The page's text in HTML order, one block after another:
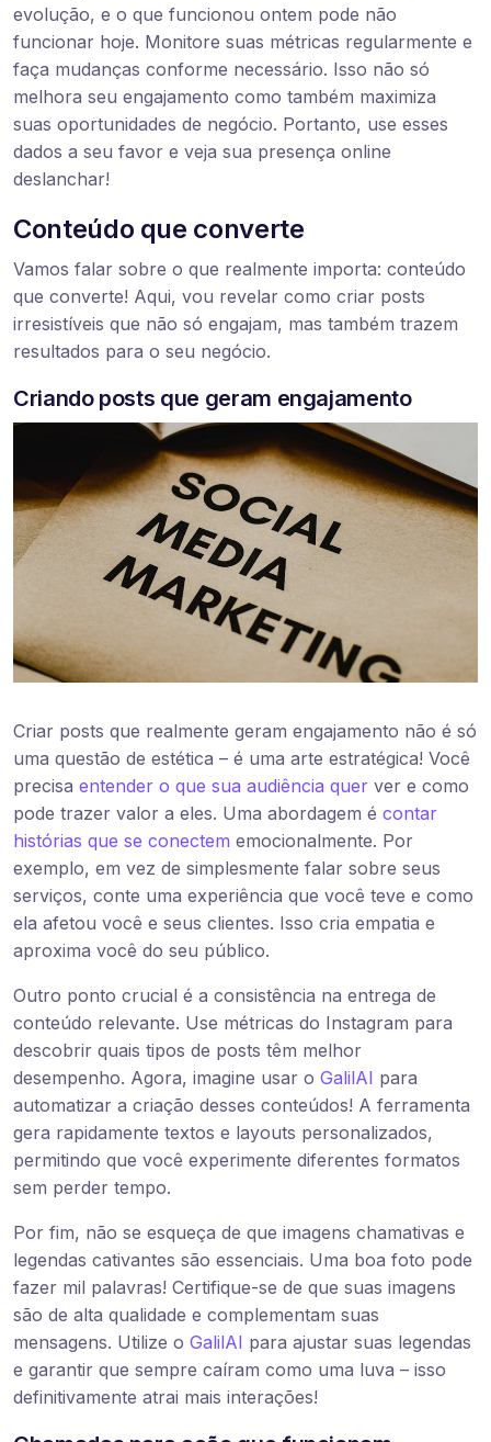
evolução, e o que funcionou ontem pode não
funcionar hoje. Monitore suas métricas regularmente e
faça mudanças conforme necessário. Isso não só
melhora seu engajamento como também maximiza
suas oportunidades de negócio. Portanto, use esses
dados a seu favor e veja sua presença online
deslanchar!
Conteúdo que converte
Vamos falar sobre o que realmente importa: conteúdo
que converte! Aqui, vou revelar como criar posts
irresistíveis que não só engajam, mas também trazem
resultados para o seu negócio.
Criando posts que geram engajamento
Criar posts que realmente geram engajamento não é só
uma questão de estética – é uma arte estratégica! Você
precisa entender o que sua audiência quer ver e como
pode trazer valor a eles. Uma abordagem é contar
histórias que se conectem emocionalmente. Por
exemplo, em vez de simplesmente falar sobre seus
serviços, conte uma experiência que você teve e como
ela afetou você e seus clientes. Isso cria empatia e
aproxima você do seu público.
Outro ponto crucial é a consistência na entrega de
conteúdo relevante. Use métricas do Instagram para
descobrir quais tipos de posts têm melhor
desempenho. Agora, imagine usar o GalilAI para
automatizar a criação desses conteúdos! A ferramenta
gera rapidamente textos e layouts personalizados,
permitindo que você experimente diferentes formatos
sem perder tempo.
Por fim, não se esqueça de que imagens chamativas e
legendas cativantes são essenciais. Uma boa foto pode
fazer mil palavras! Certifique-se de que suas imagens
são de alta qualidade e complementam suas
mensagens. Utilize o GalilAI para ajustar suas legendas
e garantir que sempre caíram como uma luva – isso
definitivamente atrai mais interações!